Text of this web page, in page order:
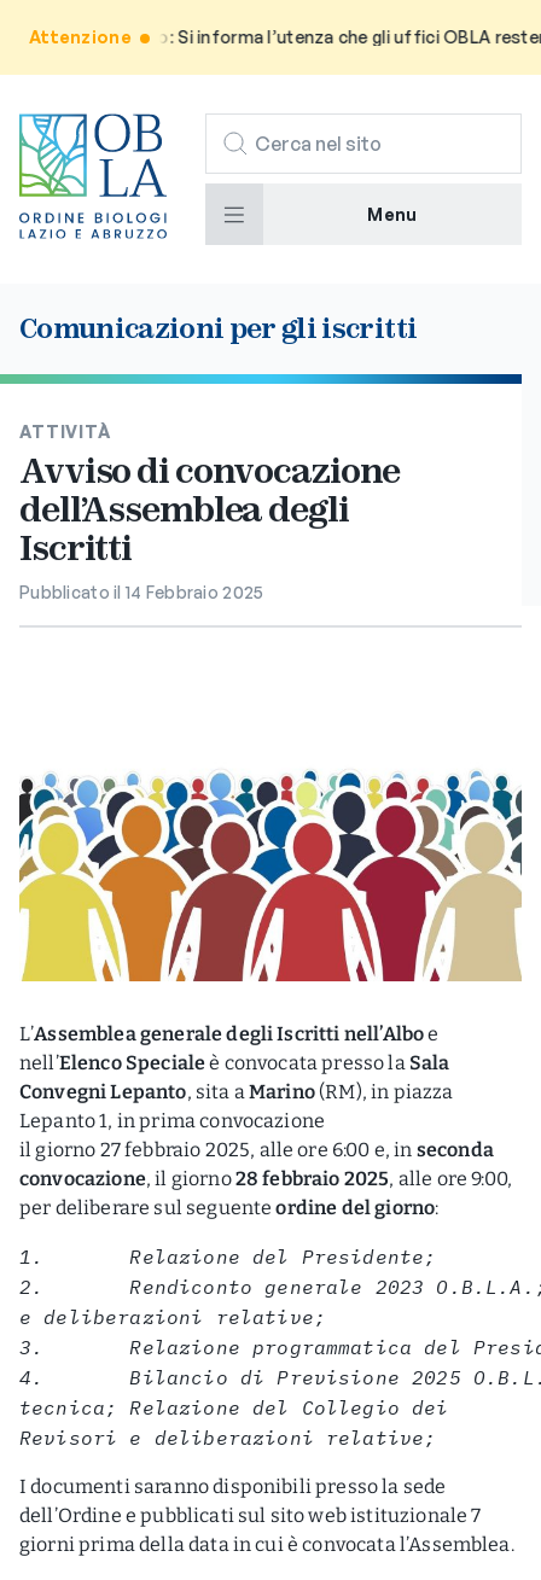
Attenzione
Avviso: Si informa l’utenza che gli uffici OBLA
CERCA
Menu
Comunicazioni per gli iscritti
ATTIVITÀ
Avviso di convocazione
dell’Assemblea degli
Iscritti
Pubblicato il 14 Febbraio 2025
L’Assemblea generale degli Iscritti nell’Alboe
nell’Elenco Specialeè convocata presso la Sala
Convegni Lepanto, sita aMarino (RM), in piazza
Lepanto 1, in prima convocazione
il giorno 27 febbraio 2025, alle ore 6:00 e, in seconda
convocazione, il giorno28 febbraio 2025, alle ore 9:00,
per deliberare sul seguenteordine del giorno:
1. Relazione del Presidente;
2. Rendiconto generale 2023 O.B.L.A.;
e deliberazioni relative;
3. Relazione programmatica del
4. Bilancio di Previsione 2025
tecnica; Relazione del Collegio dei
Revisori e deliberazioni relative;
I documenti saranno disponibili presso la sede
dell’Ordine e pubblicati sul sito web istituzionale 7
giorni prima della data in cui è convocata l’Assemblea.